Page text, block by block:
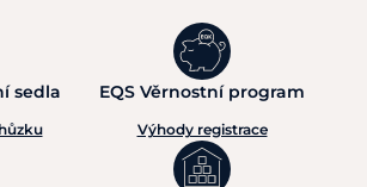
sedla EQS Věrnostní program
Výhody registrace